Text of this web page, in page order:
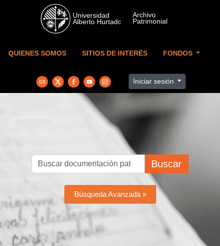
Skip to main content
QUIENES SOMOS SITIOS DE INTERÉS FONDOS
Iniciar sesión
Buscar
Búsqueda Avanzada »